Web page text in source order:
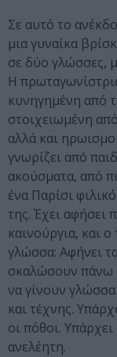
Σε αυτό το
μια γυναίκα
σε δύο γλώσσες,
Η
κυνηγημένη από
στοιχειωμένη
αλλά και
γνωρίζει από
ακούσματα, από
ένα Παρίσι
της. Έχει αφήσει
καινούργια, και
γλώσσα: Αφήνει
σκαλώσουν πάνω
να γίνουν
και τέχνης.
οι πόθοι.
ανελέητη.